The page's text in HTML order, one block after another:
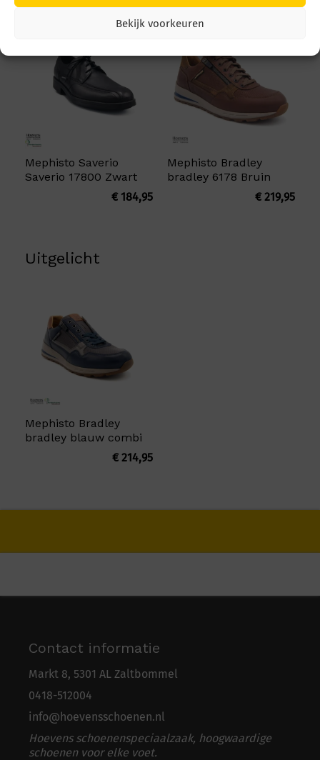
Bekijk voorkeuren
Mephisto Saverio
Saverio 17800 Zwart
€184,95
Mephisto Bradley
bradley 6178 Bruin
€219,95
Uitgelicht
Mephisto Bradley
bradley blauw combi
€214,95
Contact informatie
Markt 8, 5301 AL Zaltbommel
0418-512004
info@hoevensschoenen.nl
Hoevens schoenenspeciaalzaak, hoogwaardige
schoenen voor elke voet.